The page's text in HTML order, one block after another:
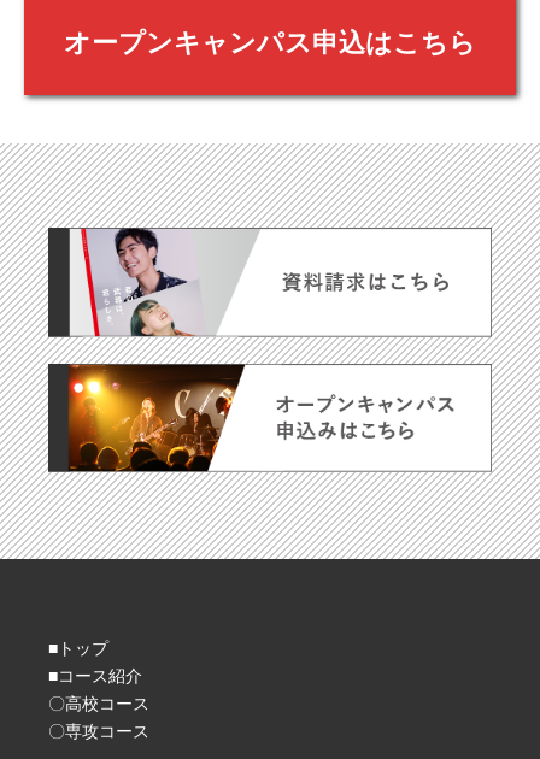
オープンキャンパス申込はこちら
■トップ
■コース紹介
〇高校コース
〇専攻コース